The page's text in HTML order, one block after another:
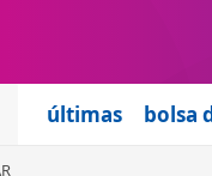
últimas bolsa